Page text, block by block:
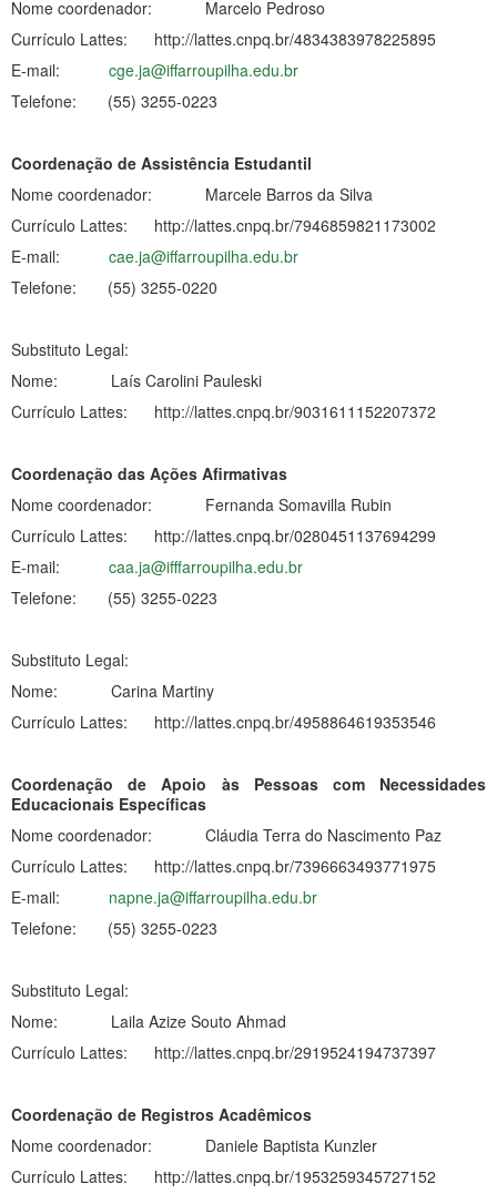
Nome coordenador: Marcelo Pedroso
Currículo Lattes: http://lattes.cnpq.br/4834383978225895
E-mail: cge.ja@iffarroupilha.edu.br
Telefone: (55) 3255-0223
Coordenação de Assistência Estudantil
Nome coordenador: Marcele Barros da Silva
Currículo Lattes: http://lattes.cnpq.br/7946859821173002
E-mail: cae.ja@iffarroupilha.edu.br
Telefone: (55) 3255-0220
Substituto Legal:
Nome: Laís Carolini Pauleski
Currículo Lattes: http://lattes.cnpq.br/9031611152207372
Coordenação das Ações Afirmativas
Nome coordenador: Fernanda Somavilla Rubin
Currículo Lattes: http://lattes.cnpq.br/0280451137694299
E-mail: caa.ja@ifffarroupilha.edu.br
Telefone: (55) 3255-0223
Substituto Legal:
Nome: Carina Martiny
Currículo Lattes: http://lattes.cnpq.br/4958864619353546
Coordenação de Apoio às Pessoas com Necessidades
Educacionais Específicas
Nome coordenador: Cláudia Terra do Nascimento Paz
Currículo Lattes: http://lattes.cnpq.br/7396663493771975
E-mail: napne.ja@iffarroupilha.edu.br
Telefone: (55) 3255-0223
Substituto Legal:
Nome: Laila Azize Souto Ahmad
Currículo Lattes: http://lattes.cnpq.br/2919524194737397
Coordenação de Registros Acadêmicos
Nome coordenador: Daniele Baptista Kunzler
Currículo Lattes: http://lattes.cnpq.br/1953259345727152